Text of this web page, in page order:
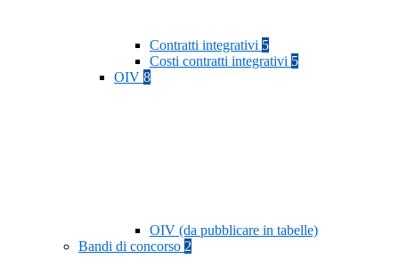
Contratti integrativi 5
Costi contratti integrativi 5
OIV 8
OIV (da pubblicare in tabelle)
Bandi di concorso 2